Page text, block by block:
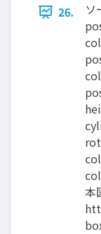
26.
ソ
本